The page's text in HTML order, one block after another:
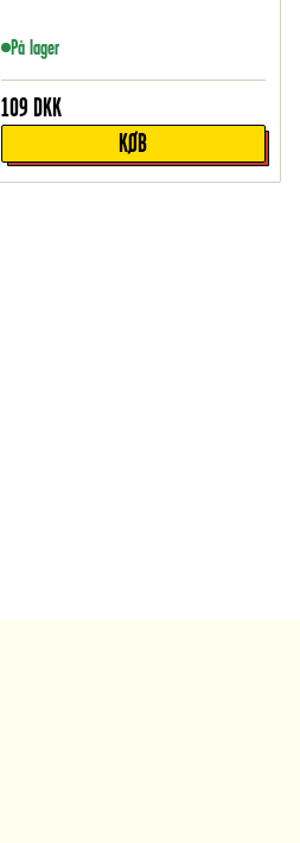
På lager
109 DKK
KØB